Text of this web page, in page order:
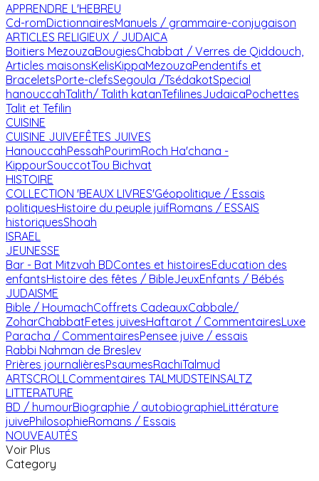
APPRENDRE L'HEBREU
Cd-romDictionnairesManuels / grammaire-conjugaison
ARTICLES RELIGIEUX / JUDAICA
Boitiers MezouzaBougiesChabbat / Verres de Qiddouch,
Articles maisonsKelisKippaMezouzaPendentifs et
BraceletsPorte-clefsSegoula /TsédakotSpecial
hanouccahTalith/ Talith katanTefilinesJudaicaPochettes
Talit et Tefilin
CUISINE
CUISINE JUIVEFÊTES JUIVES
HanouccahPessahPourimRoch Ha'chana -
KippourSouccotTou Bichvat
HISTOIRE
COLLECTION 'BEAUX LIVRES'Géopolitique / Essais
politiquesHistoire du peuple juifRomans / ESSAIS
historiquesShoah
ISRAEL
JEUNESSE
Bar - Bat Mitzvah BDContes et histoiresEducation des
enfantsHistoire des fêtes / BibleJeuxEnfants / Bébés
JUDAISME
Bible / HoumachCoffrets CadeauxCabbale/
ZoharChabbatFetes juivesHaftarot / CommentairesLuxe
Paracha / CommentairesPensee juive / essais
Rabbi Nahman de Breslev
Prières journalièresPsaumesRachiTalmud
ARTSCROLL Commentaires TALMUDSTEINSALTZ
LITTERATURE
BD / humourBiographie / autobiographieLittérature
juivePhilosophieRomans / Essais
NOUVEAUTÉS
Voir Plus
Category